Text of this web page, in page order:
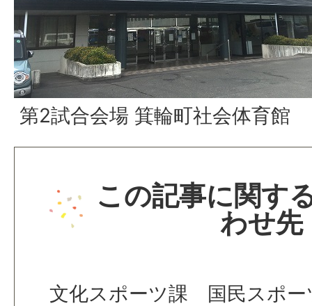
第2試合会場 箕輪町社会体育館
この記事に関す
わせ先
文化スポーツ課 国民スポー